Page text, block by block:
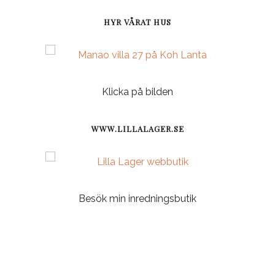
HYR VÅRAT HUS
Klicka på bilden
WWW.LILLALAGER.SE
Besök min inredningsbutik